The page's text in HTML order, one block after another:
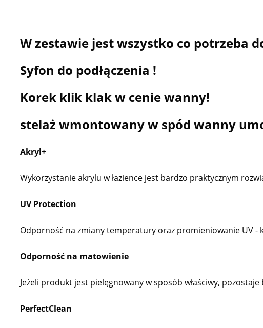
W zestawie jest wszystko co potrzeba
Syfon do podłączenia !
Korek klik klak w cenie wanny!
stelaż wmontowany w spód wanny
Akryl+
Wykorzystanie akrylu w łazience jest bardzo praktycznym
UV Protection
Odporność na zmiany temperatury oraz promieniowanie UV -
Odporność na matowienie
Jeżeli produkt jest pielęgnowany w sposób właściwy, pozostaje
PerfectClean